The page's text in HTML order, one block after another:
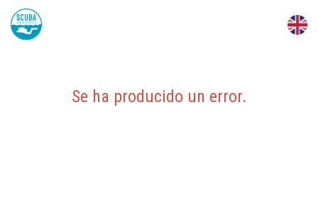
Se ha producido un error.